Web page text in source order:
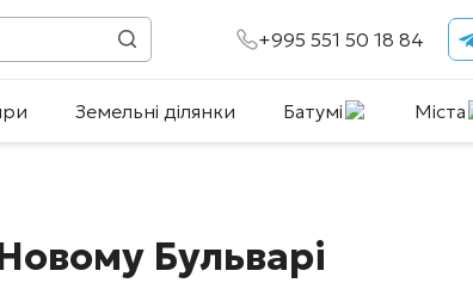
+995 551 50 18 84
Земельні ділянки Батумі Міста
Бульварі